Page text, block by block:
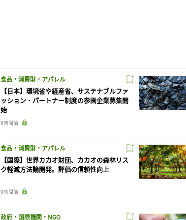
食品・消費財・アパレル
【日本】環境省や経産省、サステナブルファ
ッション・パートナー制度の参画企業募集開
始
9時間前
食品・消費財・アパレル
【国際】世界カカオ財団、カカオの森林リス
ク軽減方法論開発。評価の信頼性向上
9時間前
政府・国際機関・NGO